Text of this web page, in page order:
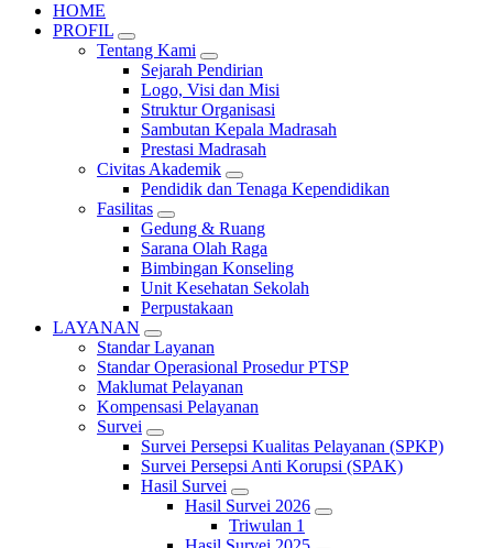
HOME
PROFIL
Tentang Kami
Sejarah Pendirian
Logo, Visi dan Misi
Struktur Organisasi
Sambutan Kepala Madrasah
Prestasi Madrasah
Civitas Akademik
Pendidik dan Tenaga Kependidikan
Fasilitas
Gedung & Ruang
Sarana Olah Raga
Bimbingan Konseling
Unit Kesehatan Sekolah
Perpustakaan
LAYANAN
Standar Layanan
Standar Operasional Prosedur PTSP
Maklumat Pelayanan
Kompensasi Pelayanan
Survei
Survei Persepsi Kualitas Pelayanan (SPKP)
Survei Persepsi Anti Korupsi (SPAK)
Hasil Survei
Hasil Survei 2026
Triwulan 1